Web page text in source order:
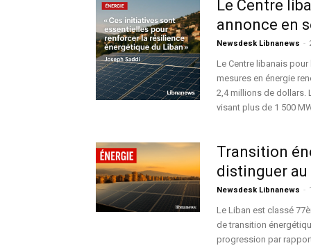
Le Centre
annonce en
Newsdesk Libnanews -
Le Centre libanais
mesures en énergie
2,4 millions de dollars.
visant plus de 1 500
Transition
distinguer
Newsdesk Libnanews -
Le Liban est classé
de transition
progression par